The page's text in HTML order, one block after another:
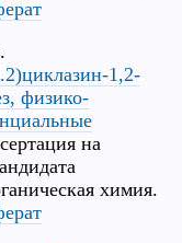
1,2-
физико-
на
химия.